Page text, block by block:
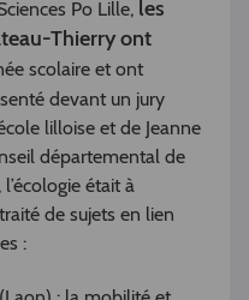
Po Lille, les
Thierry ont
scolaire et ont
devant un jury
lilloise et de Jeanne
départemental de
était à
de sujets en lien
: